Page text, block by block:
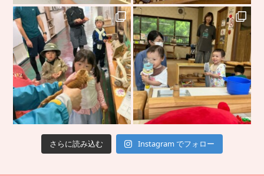
さらに読み込む Instagram でフォロー